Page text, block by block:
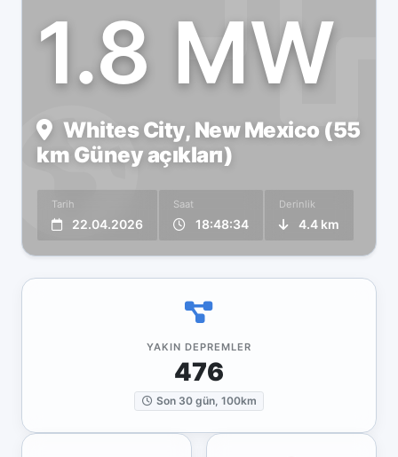
1.8 MW
Whites City, New Mexico (55
km Güney açıkları)
Tarih
22.04.2026
Saat
18:48:34
Derinlik
4.4 km
YAKIN DEPREMLER
476
Son 30 gün, 100km